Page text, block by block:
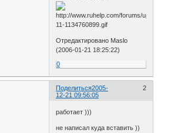
Отредактировано Maslo
(2006-01-21 18:25:22)
0
Поделиться 2
2005-
12-21 09:56:05
работает )))
не написал куда вставить ))